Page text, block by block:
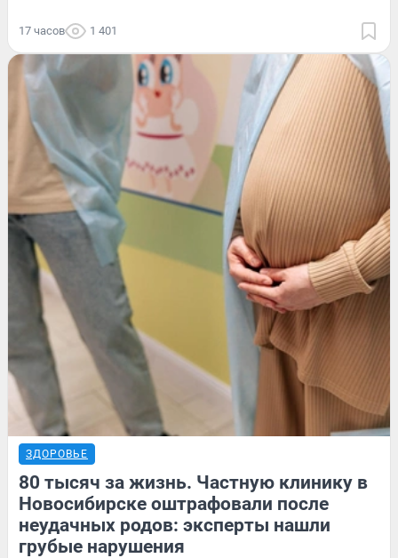
17 часов 1 401
ЗДОРОВЬЕ
80 тысяч за жизнь. Частную клинику в
Новосибирске оштрафовали после
неудачных родов: эксперты нашли
грубые нарушения